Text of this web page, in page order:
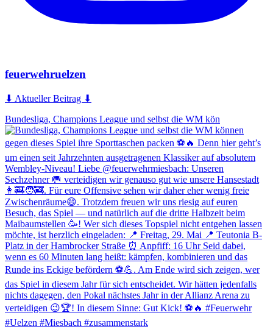
feuerwehruelzen
⬇ Aktueller Beitrag ⬇
Bundesliga, Champions League und selbst die WM kön